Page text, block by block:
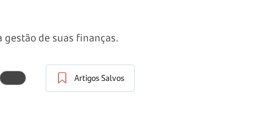
de suas finanças.
Artigos Salvos